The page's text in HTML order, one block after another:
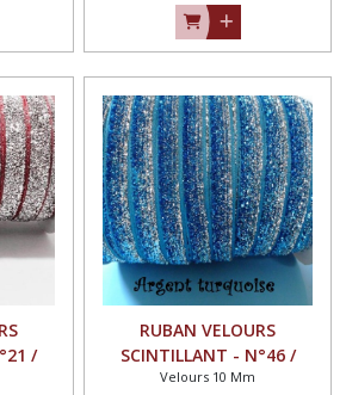
/
mm
RUBAN VELOURS
SCINTILLANT - N°46 /
ARGENT TURQUOISE ** 10
Velours 10 Mm